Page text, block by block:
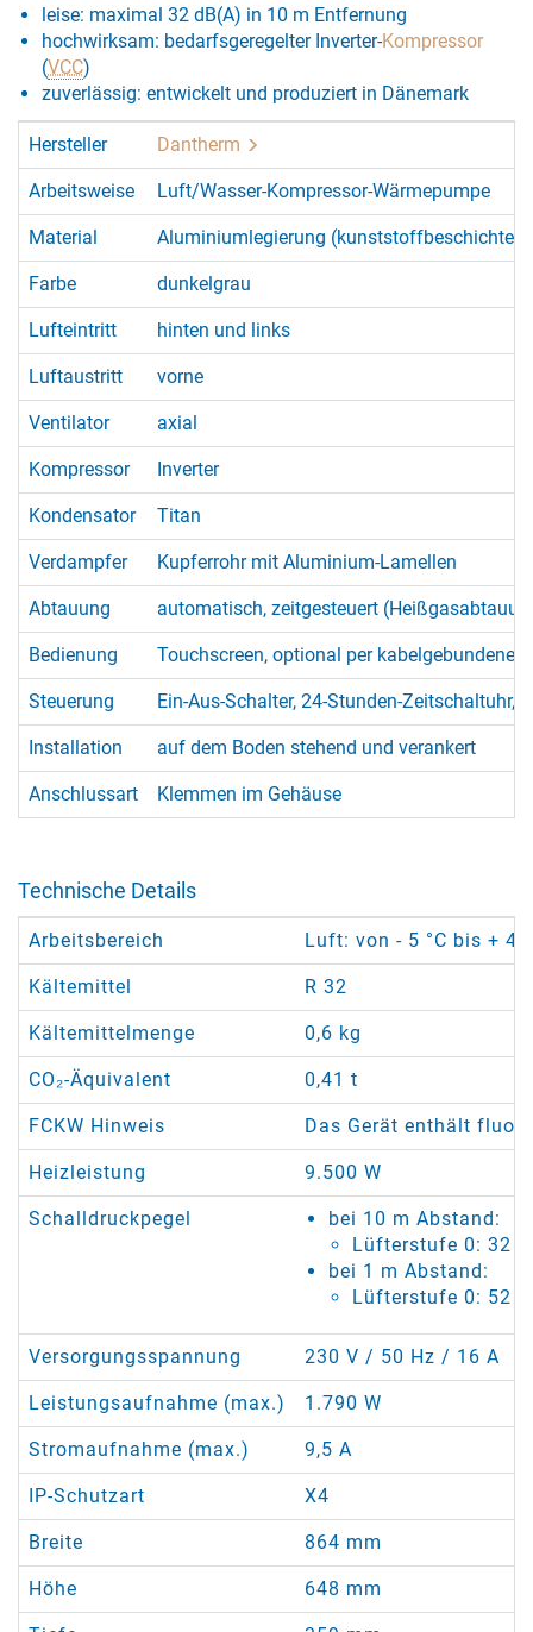
leise: maximal 32 dB(A) in 10 m Entfernung
hochwirksam: bedarfsgeregelter Inverter-Kompressor
(VCC)
zuverlässig: entwickelt und produziert in Dänemark
Hersteller Dantherm
Arbeitsweise Luft/Wasser-Kompressor-Wärmepumpe
Material Aluminiumlegierung (kunststoffbeschichtet)
Farbe dunkelgrau
Lufteintritt hinten und links
Luftaustritt vorne
Ventilator axial
Kompressor Inverter
Kondensator Titan
Verdampfer Kupferrohr mit Aluminium-Lamellen
Abtauung automatisch, zeitgesteuert
Bedienung Touchscreen, optional per
Steuerung Ein-Aus-Schalter, 24-Stunden-
Installation auf dem Boden stehend und verankert
Anschlussart Klemmen im Gehäuse
Technische Details
Arbeitsbereich Luft: von - 5 °C bis + 43
Kältemittel R 32
Kältemittelmenge 0,6 kg
CO₂-Äquivalent 0,41 t
FCKW Hinweis Das Gerät enthält
Heizleistung 9.500 W
Schalldruckpegel
bei 10 m Abstand:
Lüfterstufe 0: 32
bei 1 m Abstand:
Lüfterstufe 0: 52
Versorgungsspannung 230 V / 50 Hz / 16 A
Leistungsaufnahme (max.) 1.790 W
Stromaufnahme (max.) 9,5 A
IP-Schutzart X4
Breite 864 mm
Höhe 648 mm